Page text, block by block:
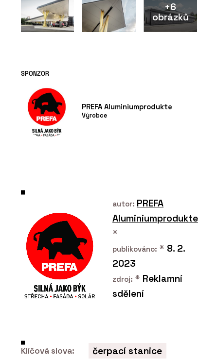
+6
obrázků
SPONZOR
PREFA Aluminiumprodukte
Výrobce
autor: PREFA
Aluminiumprodukte
*
publikováno: * 8. 2.
2023
zdroj: * Reklamní
sdělení
Klíčová slova: čerpací stanice